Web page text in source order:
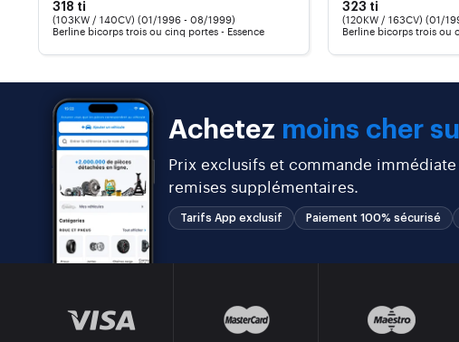
318 ti
(103KW / 140CV) (01/1996 - 08/1999)
Berline bicorps trois ou cinq portes - Essence
323 ti
(120KW / 163CV) (01/
Berline bicorps trois ou
Achetez moins cher
Prix exclusifs et commande
remises supplémentaires.
Tarifs App exclusif Paiement 100% sécurisé